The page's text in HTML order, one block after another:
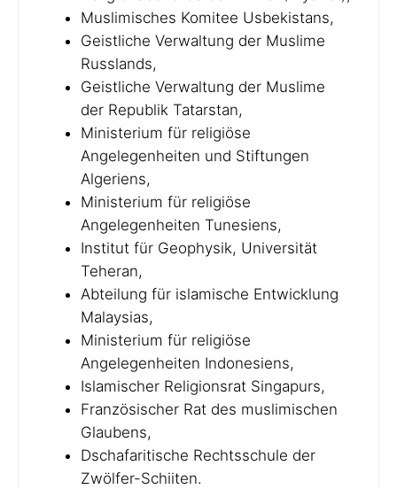
Muslimisches Komitee Usbekistans,
Geistliche Verwaltung der Muslime
Russlands,
Geistliche Verwaltung der Muslime
der Republik Tatarstan,
Ministerium für religiöse
Angelegenheiten und Stiftungen
Algeriens,
Ministerium für religiöse
Angelegenheiten Tunesiens,
Institut für Geophysik, Universität
Teheran,
Abteilung für islamische Entwicklung
Malaysias,
Ministerium für religiöse
Angelegenheiten Indonesiens,
Islamischer Religionsrat Singapurs,
Französischer Rat des muslimischen
Glaubens,
Dschafaritische Rechtsschule der
Zwölfer-Schiiten.